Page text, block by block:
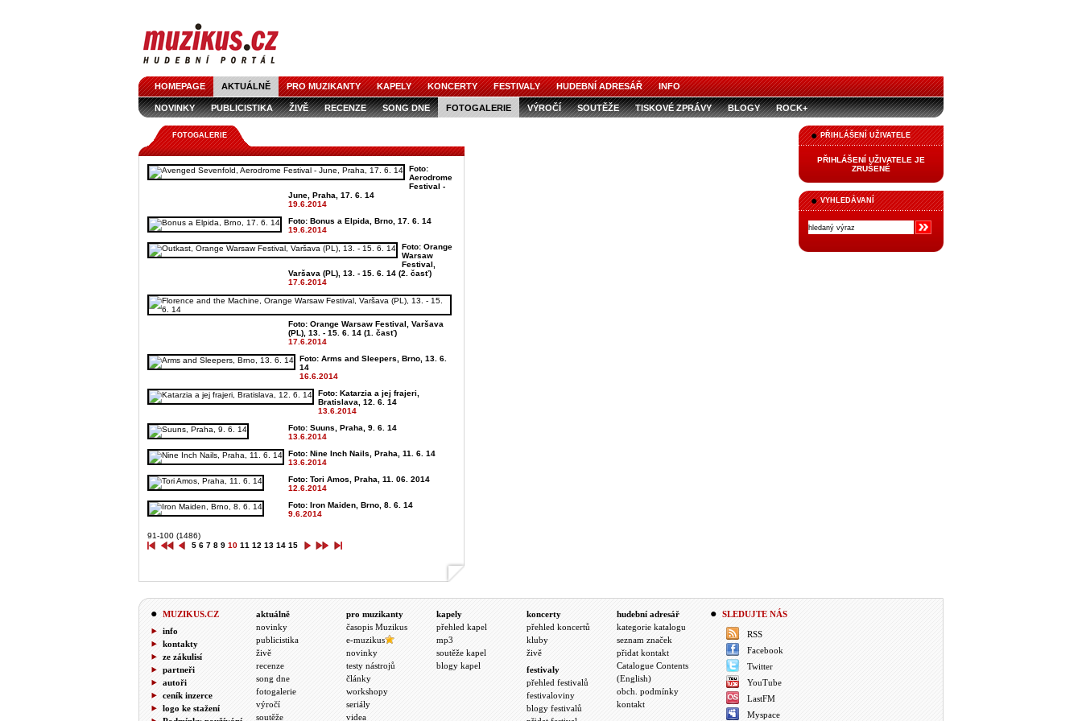
HOMEPAGE AKTUÁLNĚ PRO MUZIKANTY KAPELY KONCERTY FESTIVALY HUDEBNÍ ADRESÁŘ INFO
NOVINKY PUBLICISTIKA ŽIVĚ RECENZE SONG DNE FOTOGALERIE VÝROČÍ SOUTĚŽE TISKOVÉ ZPRÁVY BLOGY ROCK+
PŘIHLÁŠENÍ UŽIVATELE
PŘIHLÁŠENÍ UŽIVATELE JE
ZRUŠENÉ
VYHLEDÁVANÍ
FOTOGALERIE
Foto:
Aerodrome
Festival -
June, Praha, 17. 6. 14
19.6.2014
Foto: Bonus a Elpida, Brno, 17. 6. 14
19.6.2014
Foto: Orange
Warsaw
Festival,
Varšava (PL), 13. - 15. 6. 14 (2. časť)
17.6.2014
Foto: Orange Warsaw Festival, Varšava
(PL), 13. - 15. 6. 14 (1. časť)
17.6.2014
Foto: Arms and Sleepers, Brno, 13. 6.
14
16.6.2014
Foto: Katarzia a jej frajeri,
Bratislava, 12. 6. 14
13.6.2014
Foto: Suuns, Praha, 9. 6. 14
13.6.2014
Foto: Nine Inch Nails, Praha, 11. 6. 14
13.6.2014
Foto: Tori Amos, Praha, 11. 06. 2014
12.6.2014
Foto: Iron Maiden, Brno, 8. 6. 14
9.6.2014
91-100 (1486)
5 6 7 8 9 10 11 12 13 14 15
MUZIKUS.CZ
info
kontakty
ze zákulisí
partneři
autoři
ceník inzerce
logo ke stažení
aktuálně
novinky
publicistika
živě
recenze
song dne
fotogalerie
výročí
soutěže
pro muzikanty
časopis Muzikus
e-muzikus
novinky
testy nástrojů
články
workshopy
seriály
videa
kapely
přehled kapel
mp3
soutěže kapel
blogy kapel
koncerty
přehled koncertů
kluby
živě
festivaly
přehled festivalů
festivaloviny
blogy festivalů
hudební adresář
kategorie katalogu
seznam značek
přidat kontakt
Catalogue Contents
(English)
obch. podmínky
kontakt
SLEDUJTE NÁS
RSS
Facebook
Twitter
YouTube
LastFM
Myspace